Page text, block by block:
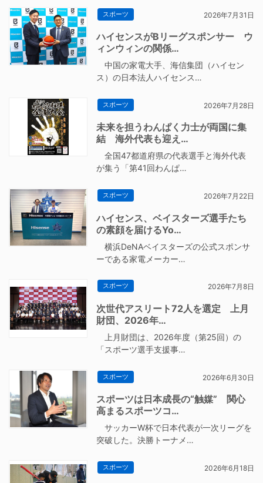
スポーツ 2026年7月31日
ハイセンスがBリーグスポンサー ウ
ィンウィンの関係…
中国の家電大手、海信集団（ハイセン
ス）の日本法人ハイセンス…
スポーツ 2026年7月28日
未来を担うわんぱく力士が両国に集
結 海外代表も迎え…
全国47都道府県の代表選手と海外代表
が集う「第41回わんぱ…
スポーツ 2026年7月22日
ハイセンス、ベイスターズ選手たち
の素顔を届けるYo…
横浜DeNAベイスターズの公式スポンサ
ーである家電メーカー…
スポーツ 2026年7月8日
次世代アスリート72人を選定 上月
財団、2026年…
上月財団は、2026年度（第25回）の
「スポーツ選手支援事…
スポーツ 2026年6月30日
スポーツは日本成長の“触媒” 関心
高まるスポーツコ…
サッカーW杯で日本代表が一次リーグを
突破した。決勝トーナメ…
スポーツ 2026年6月18日